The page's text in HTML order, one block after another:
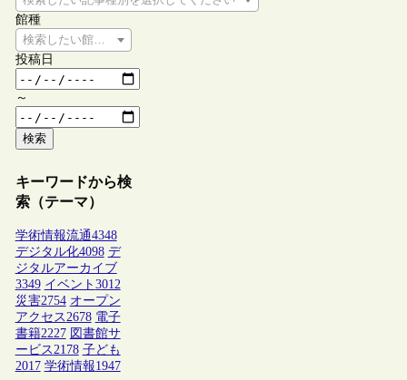
館種
検索したい館種を選択してください
投稿日
～
検索
キーワードから検
索（テーマ）
学術情報流通4348
デジタル化4098 デ
ジタルアーカイブ
3349 イベント 3012
災害2754 オープン
アクセス 2678 電子
書籍2227 図書館サ
ービス 2178 子ども
2017 学術情報1947